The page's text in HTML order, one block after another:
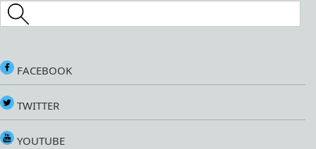
Search this site
FACEBOOK
TWITTER
YOUTUBE